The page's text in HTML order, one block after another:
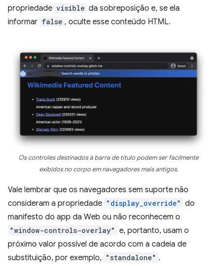
propriedade visible da sobreposição e, se ela
informar false , oculte esse conteúdo HTML.
Os controles destinados à barra de título podem ser facilmente
exibidos no corpo em navegadores mais antigos.
Vale lembrar que os navegadores sem suporte não
consideram a propriedade "display_override" do
manifesto do app da Web ou não reconhecem o
"window-controls-overlay" e, portanto, usam o
próximo valor possível de acordo com a cadeia de
substituição, por exemplo, "standalone" .